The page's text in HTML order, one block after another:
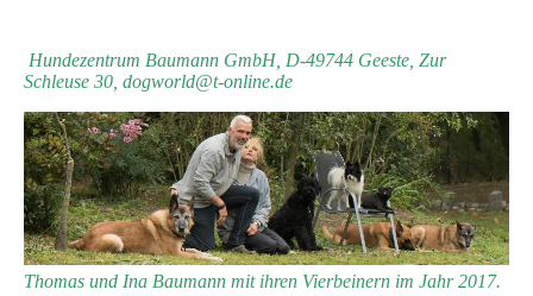
Hundezentrum Baumann GmbH, D-49744 Geeste, Zur
Schleuse 30, dogworld@t-online.de
Thomas und Ina Baumann mit ihren Vierbeinern im Jahr 2017.